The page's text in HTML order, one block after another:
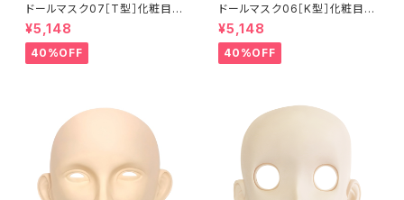
ドールマスク07［T型］化粧目穴
処理済 MASK07 [DOLL T] O
pening eye hole and make
up
¥5,148
40%OFF
ドールマスク06［K型］化粧目穴
処理 MASK06 [DOLL K] Op
ening eye hole and make
up
¥5,148
40%OFF